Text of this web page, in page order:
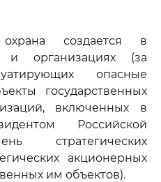
создается в
и организациях (за
опасные
государственных
включенных в
Российской
стратегических
акционерных
им объектов).